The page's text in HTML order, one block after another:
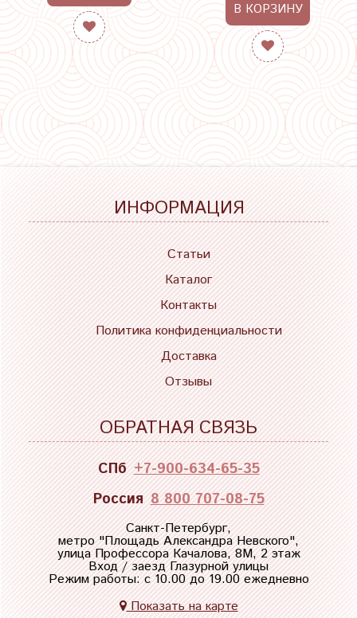
В КОРЗИНУ
ИНФОРМАЦИЯ
Статьи
Каталог
Контакты
Политика конфиденциальности
Доставка
Отзывы
ОБРАТНАЯ СВЯЗЬ
СПб +7-900-634-65-35
Россия 8 800 707-08-75
Санкт-Петербург,
метро "Площадь Александра Невского",
улица Профессора Качалова, 8М, 2 этаж
Вход / заезд Глазурной улицы
Режим работы: с 10.00 до 19.00 ежедневно
Показать на карте